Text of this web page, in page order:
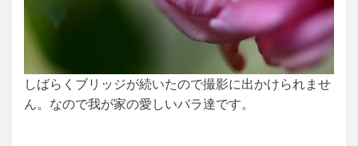
しばらくブリッジが続いたので撮影に出かけられませ
ん。なので我が家の愛しいバラ達です。